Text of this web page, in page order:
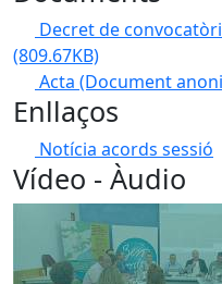
Decret de
(809.67KB)
Acta (Document
Enllaços
Notícia acords sessió
Vídeo - Àudio